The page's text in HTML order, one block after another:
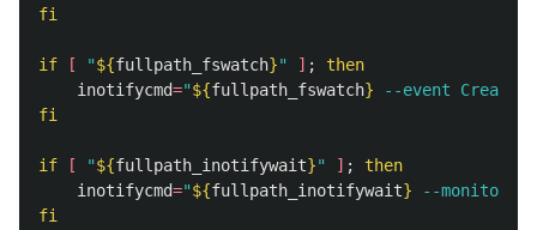
fi
if [ "${fullpath_fswatch}" ] ;
then
inotifycmd="${fullpath_fswatch} --event Created
fi
if [ "${fullpath_inotifywait}" ] ;
then
inotifycmd="${fullpath_inotifywait} --monitor --
fi